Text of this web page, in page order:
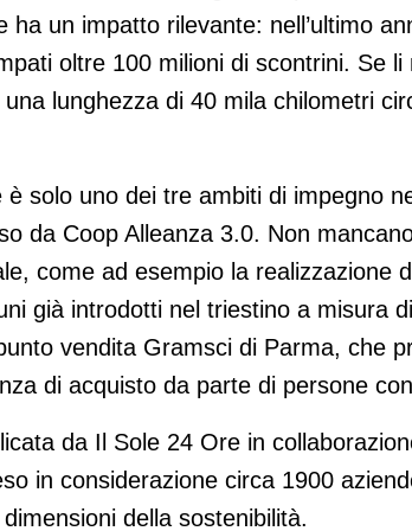
ha un impatto rilevante: nell’ultimo
oltre 100 milioni di scontrini. Se li
lunghezza di 40 mila chilometri
è solo uno dei tre ambiti di impegno
da Coop Alleanza 3.0. Non
come ad esempio la realizzazione
già introdotti nel triestino a misura
vendita Gramsci di Parma, che
di acquisto da parte di persone
da Il Sole 24 Ore in
in considerazione circa 1900
della sostenibilità.